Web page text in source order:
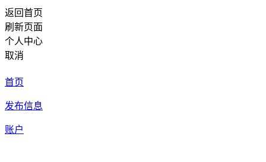
返回首页
刷新页面
个人中心
取消
首页
发布信息
账户